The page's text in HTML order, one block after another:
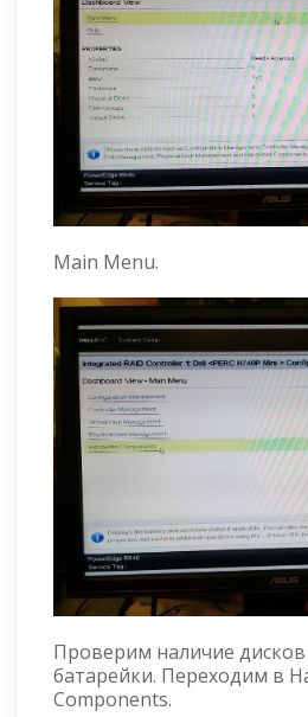
Main Menu.
Проверим наличие дисков
батарейки. Переходим в
Components.